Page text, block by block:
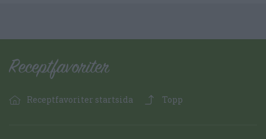
Receptfavoriter startsida Topp